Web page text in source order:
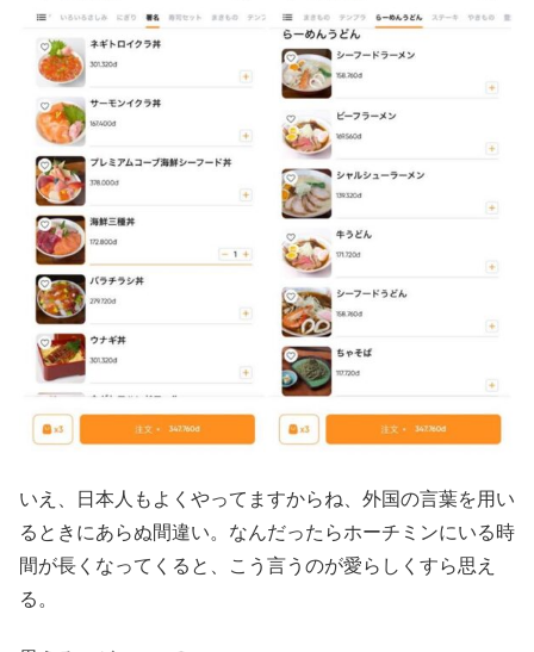
いえ、日本人もよくやってますからね、外国の言葉を用い
るときにあらぬ間違い。なんだったらホーチミンにいる時
間が長くなってくると、こう言うのが愛らしくすら思え
る。